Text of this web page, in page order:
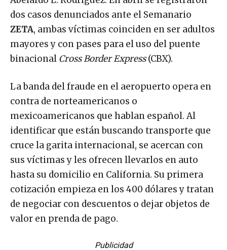
dos casos denunciados ante el Semanario
ZETA, ambas víctimas coinciden en ser adultos
mayores y con pases para el uso del puente
binacional Cross Border Express(CBX).
La banda del fraude en el aeropuerto opera en
contra de norteamericanos o
mexicoamericanos que hablan español. Al
identificar que están buscando transporte que
cruce la garita internacional, se acercan con
sus víctimas y les ofrecen llevarlos en auto
hasta su domicilio en California. Su primera
cotización empieza en los 400 dólares y tratan
de negociar con descuentos o dejar objetos de
valor en prenda de pago.
Publicidad